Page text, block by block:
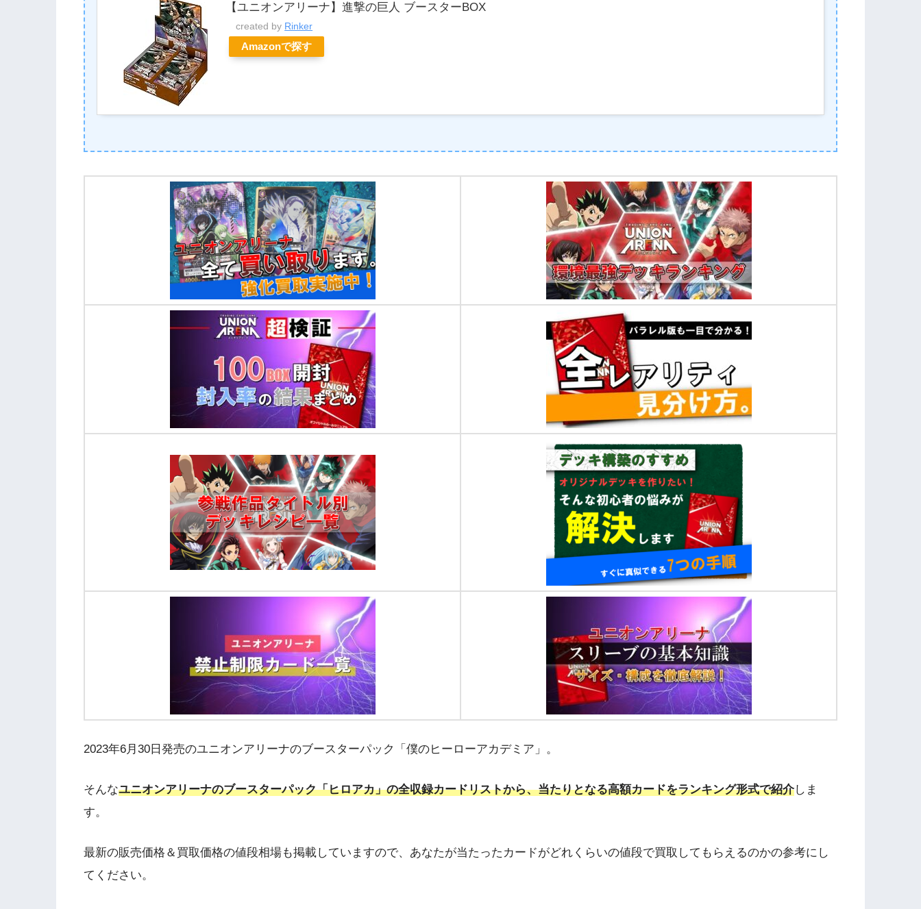
【ユニオンアリーナ】進撃の巨人 ブースターBOX
created by Rinker
Amazonで探す
2023年6月30日発売のユニオンアリーナのブースターパック「僕のヒーローアカデミア」。
そんなユニオンアリーナのブースターパック「ヒロアカ」の全収録カードリストから、当たりとなる高額カードをランキング形式で紹介しま
す。
最新の販売価格＆買取価格の値段相場も掲載していますので、あなたが当たったカードがどれくらいの値段で買取してもらえるのかの参考にし
てください。